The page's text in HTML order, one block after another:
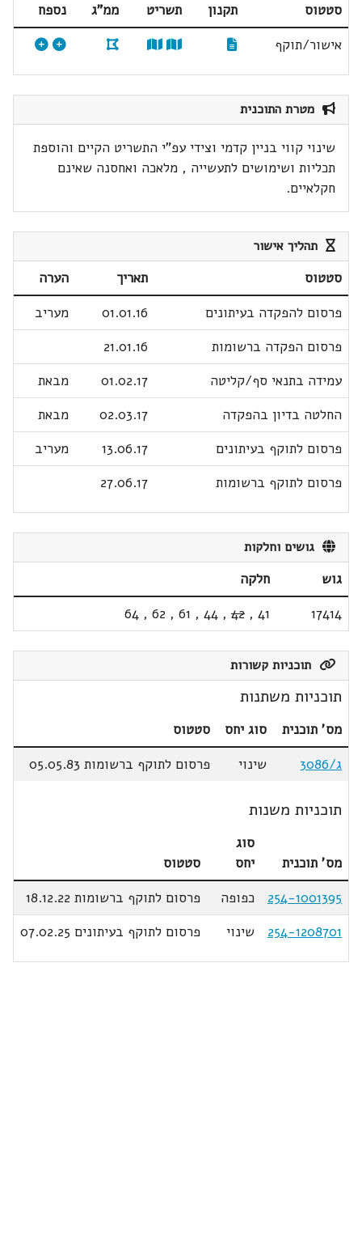
סטטוס תקנון תשריט ממ"ג
נספח
אישור/תוקף
מטרת התוכנית
שינוי קווי בניין קדמי וצידי עפ"י התשריט הקיים והוספת
תכליות ושימושים לתעשייה , מלאכה ואחסנה שאינם
חקלאיים.
תהליך אישור
סטטוס תאריך
הערה
פרסום להפקדה בעיתונים
01.01.16
מעריב
פרסום הפקדה ברשומות
21.01.16
עמידה בתנאי סף/קליטה
01.02.17
מבאת
החלטה בדיון בהפקדה
02.03.17
מבאת
פרסום לתוקף בעיתונים
13.06.17
מעריב
פרסום לתוקף ברשומות
27.06.17
גושים וחלקות
גוש
חלקה
17414
41
,
42
,
44
,
61
,
62
,
64
תוכניות קשורות
תוכניות משתנות
מס' תוכנית סוג יחס
סטטוס
ג/3086
שינוי פרסום לתוקף ברשומות 05.05.83
תוכניות משנות
מס' תוכנית
סוג
יחס
סטטוס
254-1001395
כפופה
פרסום לתוקף ברשומות 18.12.22
254-1208701
שינוי פרסום לתוקף בעיתונים 07.02.25